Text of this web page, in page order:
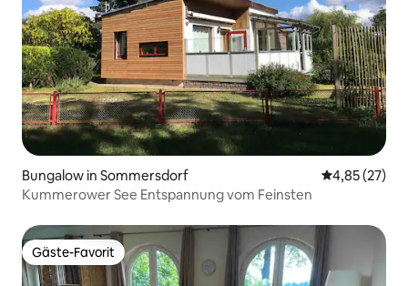
Bungalow in Sommersdorf
4,85 (27)
Kummerower See Entspannung vom Feinsten
Gäste-Favorit
Gäste-Favorit